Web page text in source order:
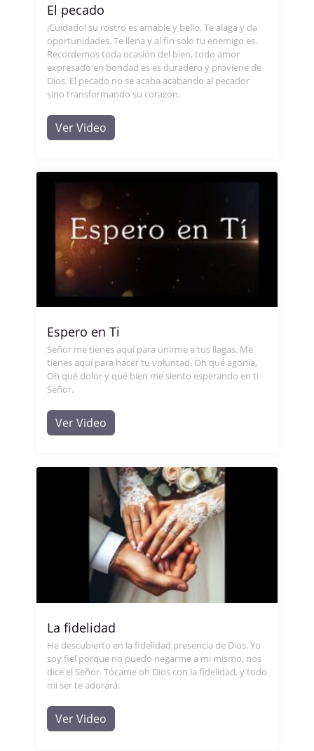
El pecado
¡Cuidado! su rostro es amable y bello. Te alaga y da
oportunidades. Te llena y al fin solo tu enemigo es.
Recordemos toda ocasión del bien, todo amor
expresado en bondad es es duradero y proviene de
Dios. El pecado no se acaba acabando al pecador
sino transformando su corazón.
Ver Video
Espero en Ti
Señor me tienes aquí para unirme a tus llagas. Me
tienes aquí para hacer tu voluntad. Oh qué agonía,
Oh qué dolor y qué bien me siento esperando en ti
Señor.
Ver Video
La fidelidad
He descubierto en la fidelidad presencia de Dios. Yo
soy fiel porque no puedo negarme a mi mismo, nos
dice el Señor. Tócame oh Dios con la fidelidad, y todo
mi ser te adorará.
Ver Video